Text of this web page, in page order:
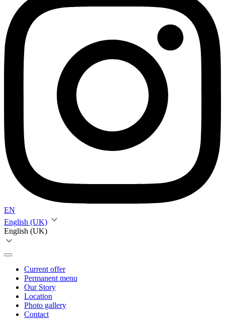
EN
English (UK)
English (UK)
Current offer
Permanent menu
Our Story
Location
Photo gallery
Contact